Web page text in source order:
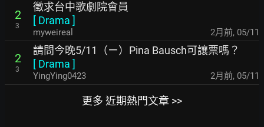
2
3
徵求台中歌劇院會員
[ Drama ]
myweireal 2月前, 05/11
2
3
請問今晚5/11（ㄧ）Pina Bausch可讓票嗎？
[ Drama ]
YingYing0423 2月前, 05/11
更多 近期熱門文章 >>